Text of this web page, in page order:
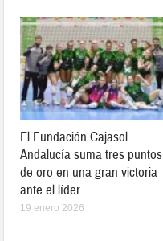
El Fundación Cajasol
Andalucía suma tres puntos
de oro en una gran victoria
ante el líder
19 enero 2026